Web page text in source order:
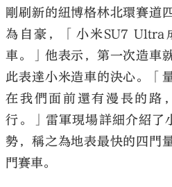
剛刷新的紐博格林北環賽道
為自豪，「小米SU7 Ultra
車。」他表示，第一次造車
此表達小米造車的決心。「
在我們面前還有漫長的路
行。」雷軍現場詳細介紹
勢，稱之為地表最快的四門
門賽車。